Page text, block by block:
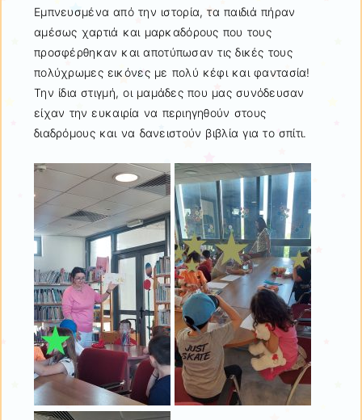
Εμπνευσμένα από την ιστορία, τα παιδιά πήραν
αμέσως χαρτιά και μαρκαδόρους που τους
προσφέρθηκαν και αποτύπωσαν τις δικές τους
πολύχρωμες εικόνες με πολύ κέφι και φαντασία!
Την ίδια στιγμή, οι μαμάδες που μας συνόδευσαν
είχαν την ευκαιρία να περιηγηθούν στους
διαδρόμους και να δανειστούν βιβλία για το σπίτι.